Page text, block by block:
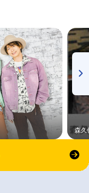
森久